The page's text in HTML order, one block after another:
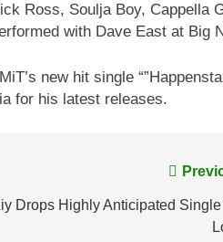
Ross, Soulja Boy, Cappella
with Dave East at Big
new hit single
for his latest releases.
Drops Highly Anticipated Single